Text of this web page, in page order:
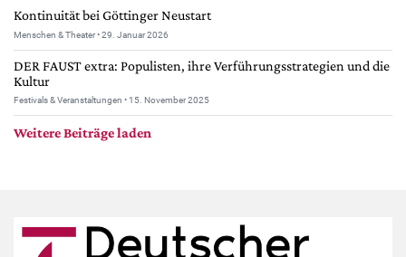
Kontinuität bei Göttinger Neustart
Menschen & Theater • 29. Januar 2026
DER FAUST extra: Populisten, ihre Verführungsstrategien und die
Kultur
Festivals & Veranstaltungen • 15. November 2025
Weitere Beiträge laden